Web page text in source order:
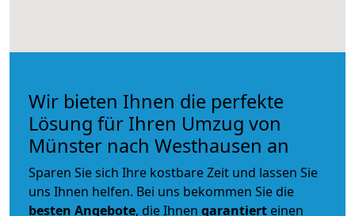
Wir bieten Ihnen die perfekte
Lösung für Ihren Umzug von
Münster nach Westhausen an
Sparen Sie sich Ihre kostbare Zeit und lassen Sie
uns Ihnen helfen. Bei uns bekommen Sie die
besten Angebote, die Ihnen garantiert einen